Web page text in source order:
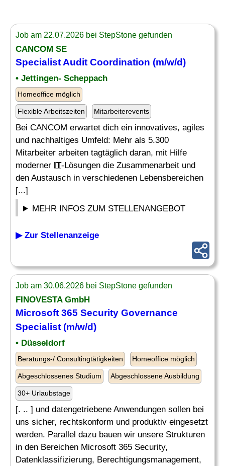
Job am 22.07.2026 bei StepStone gefunden
CANCOM SE
Specialist Audit Coordination (m/w/d)
• Jettingen- Scheppach
Homeoffice möglich
Flexible Arbeitszeiten Mitarbeiterevents
Bei CANCOM erwartet dich ein innovatives, agiles
und nachhaltiges Umfeld: Mehr als 5.300
Mitarbeiter arbeiten tagtäglich daran, mit Hilfe
moderner IT-Lösungen die Zusammenarbeit und
den Austausch in verschiedenen Lebensbereichen
[...]
MEHR INFOS ZUM STELLENANGEBOT
▶ Zur Stellenanzeige
Job am 30.06.2026 bei StepStone gefunden
FINOVESTA GmbH
Microsoft 365 Security Governance
Specialist (m/w/d)
• Düsseldorf
Beratungs-/ Consultingtätigkeiten Homeoffice möglich
Abgeschlossenes Studium Abgeschlossene Ausbildung
30+ Urlaubstage
[. .. ] und datengetriebene Anwendungen sollen bei
uns sicher, rechtskonform und produktiv eingesetzt
werden. Parallel dazu bauen wir unsere Strukturen
in den Bereichen Microsoft 365 Security,
Datenklassifizierung, Berechtigungsmanagement,